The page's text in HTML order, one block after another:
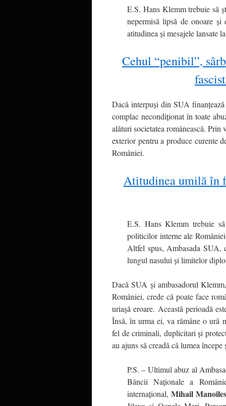
E.S. Hans Klemm trebuie să
nepermisă lipsă de onoare
atitudinea și mesajele lansate
Cehul “penibil”,
Dacă interpuși din SUA
complac necondiționat în toate
alături societatea românească.
exterior pentru a produce curente
României.
Atitudinea umilă în
E.S. Hans Klemm trebuie
politicilor interne ale
Altfel spus, Ambasada SUA,
lungul nasului și limitelor
Dacă SUA și ambasadorul
României, crede că poate face
uriașă eroare. Această perioadă
Însă, în urma ei, va rămâne o ură
fel de criminali, duplicitari și
au ajuns să creadă că lumea începe
P.S. – Ultimul abuz al
Băncii Naționale a
internațional, Mihail